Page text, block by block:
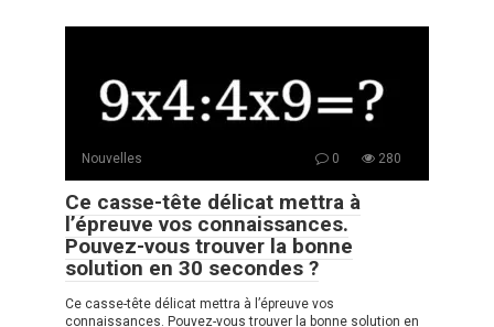
Nouvelles 0 280
Ce casse-tête délicat mettra à
l’épreuve vos connaissances.
Pouvez-vous trouver la bonne
solution en 30 secondes ?
Ce casse-tête délicat mettra à l’épreuve vos
connaissances. Pouvez-vous trouver la bonne solution en